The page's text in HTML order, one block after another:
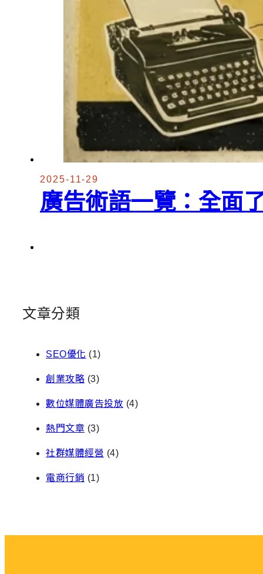
2025-11-29
廣告術語一覽：全面
文章分類
SEO優化 (1)
創業攻略 (3)
數位媒體廣告投放 (4)
熱門文章 (3)
社群媒體經營 (4)
電商行銷 (1)